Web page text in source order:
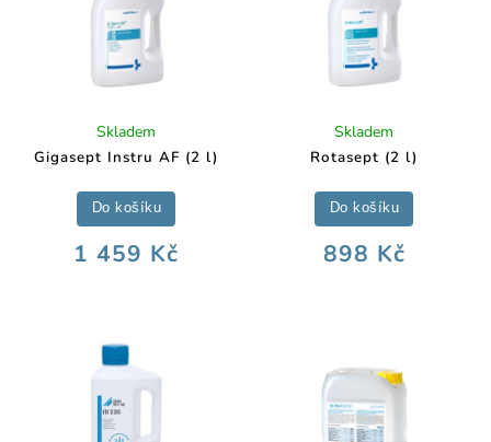
Gigasept Instru AF (2 l)
Skladem
1 459 Kč
Do košíku
Rotasept (2 l)
Skladem
898 Kč
Do košíku